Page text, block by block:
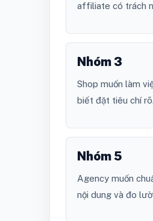
affiliate có trách
Nhóm 3
Shop muốn làm
biết đặt tiêu chí rõ.
Nhóm 5
Agency muốn
nội dung và đo